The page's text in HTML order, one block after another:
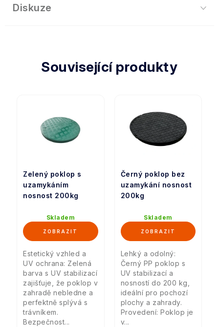
Diskuze
Související produkty
Zelený poklop s
uzamykáním
nosnost 200kg
Skladem
Estetický vzhled a
UV ochrana: Zelená
barva s UV stabilizací
zajišťuje, že poklop v
zahradě nebledne a
perfektně splývá s
trávníkem.
Bezpečnost...
Černý poklop bez
uzamykání nosnost
200kg
Skladem
Lehký a odolný:
Černý PP poklop s
UV stabilizací a
nosností do 200 kg,
ideální pro pochozí
plochy a zahrady.
Provedení: Poklop je
v...